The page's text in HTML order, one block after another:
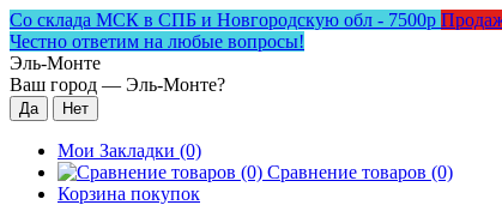
Со склада МСК в СПБ и Новгородскую обл - 7500р
Честно ответим на любые вопросы!
Эль-Монте
Ваш город — Эль-Монте?
Мои Закладки (0)
Сравнение товаров (0)
Корзина покупок